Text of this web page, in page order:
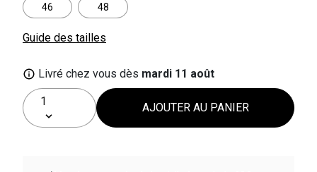
46 48
Guide des tailles
Livré chez vous dès mardi 11 août
AJOUTER AU PANIER